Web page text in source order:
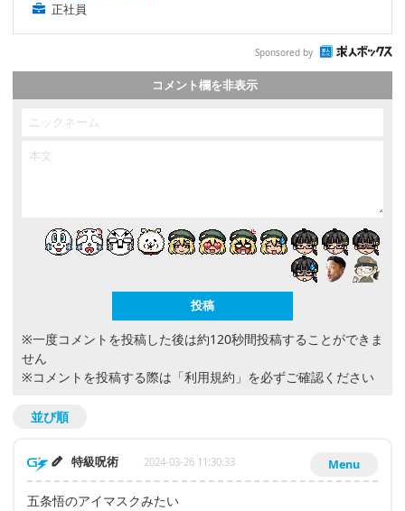
正社員
Sponsored by
コメント欄を非表示
※一度コメントを投稿した後は約120秒間投稿することができま
せん
※コメントを投稿する際は 「利用規約」 を必ずご確認ください
並び順
Menu
特級呪術 2024-03-26 11:30:33
五条悟のアイマスクみたい